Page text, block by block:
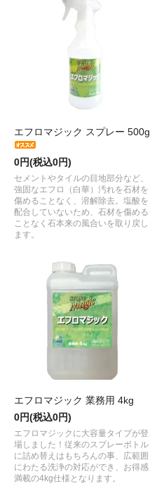
エフロマジック スプレー 500g
0円(税込0円)
セメントやタイルの目地部分など、
強固なエフロ（白華）汚れを石材を
傷めることなく、溶解除去。塩酸を
配合していないため、石材を傷める
ことなく石本来の風合いを取り戻し
ます。
エフロマジック 業務用 4kg
0円(税込0円)
エフロマジックに大容量タイプが登
場しました！従来のスプレーボトル
に詰め替えはもちろんの事、広範囲
にわたる洗浄の対応ができ、お得感
満載の4kg仕様となります。